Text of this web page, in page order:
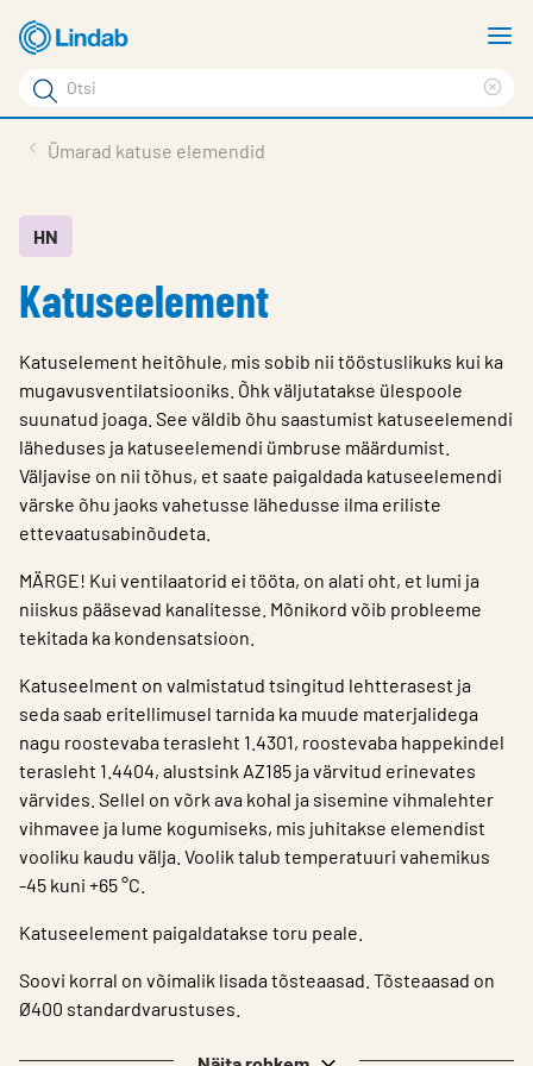
Mine
põhisisu
juurde
Otsi
Otsi
Meist
Kontaktid
Choose languge
Estonia
Ümarad katuse elemendid
HN
Katuseelement
Katuselement heitõhule, mis sobib nii tööstuslikuks kui ka
mugavusventilatsiooniks. Õhk väljutatakse ülespoole
suunatud joaga. See väldib õhu saastumist katuseelemendi
läheduses ja katuseelemendi ümbruse määrdumist.
Väljavise on nii tõhus, et saate paigaldada katuseelemendi
värske õhu jaoks vahetusse lähedusse ilma eriliste
ettevaatusabinõudeta.
MÄRGE! Kui ventilaatorid ei tööta, on alati oht, et lumi ja
niiskus pääsevad kanalitesse. Mõnikord võib probleeme
tekitada ka kondensatsioon.
Katuseelment on valmistatud tsingitud lehtterasest ja
seda saab eritellimusel tarnida ka muude materjalidega
nagu roostevaba terasleht 1.4301, roostevaba happekindel
terasleht 1.4404, alustsink AZ185 ja värvitud erinevates
värvides. Sellel on võrk ava kohal ja sisemine vihmalehter
vihmavee ja lume kogumiseks, mis juhitakse elemendist
vooliku kaudu välja. Voolik talub temperatuuri vahemikus
-45 kuni +65 °C.
Katuseelement paigaldatakse toru peale.
Soovi korral on võimalik lisada tõsteaasad. Tõsteaasad on
Ø400 standardvarustuses.